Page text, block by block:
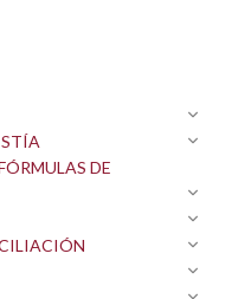
Padre,
vosotras
(Mt 25,34).
de Dios,
DE